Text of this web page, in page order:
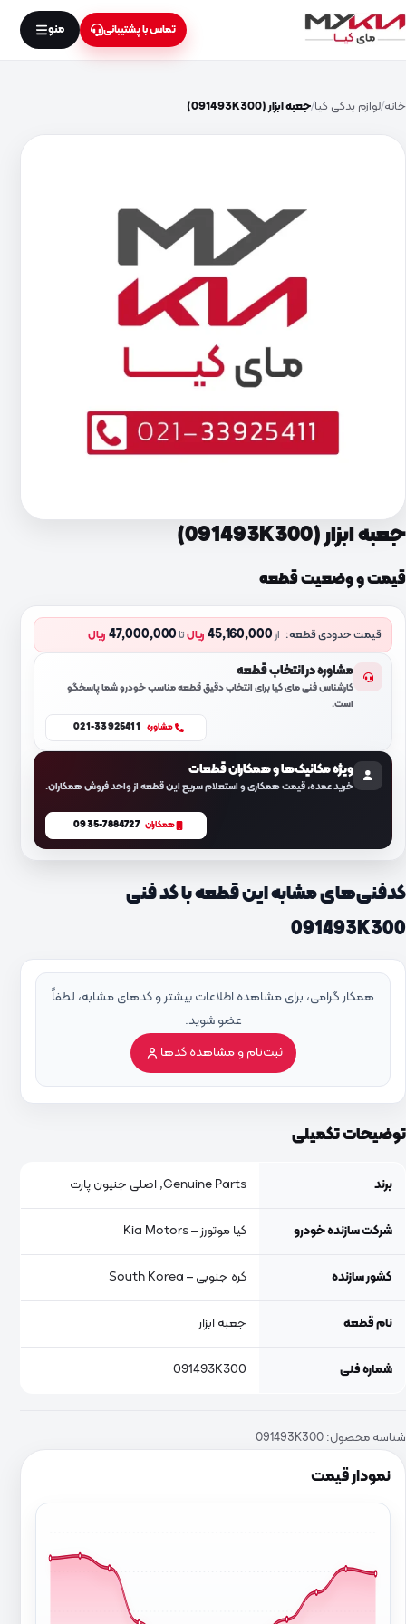
تماس با پشتیبانی منو
خانه لوازم یدکی کیا جعبه ابزار (091493K300)
نمودار قیمت
جعبه ابزار (091493K300)
قیمت و وضعیت قطعه
قیمت حدودی قطعه: از45,160,000 ریالتا47,000,000 ریال
مشاوره در انتخاب قطعه
کارشناس فنی مای کیا برای انتخاب دقیق قطعه مناسب خودرو شما پاسخگو
است.
مشاوره 021-33925411
ویژه مکانیک‌ها و همکاران قطعات
خرید عمده، قیمت همکاری و استعلام سریع این قطعه از واحد فروش همکاران.
همکاران 0935-7884727
کدفنی‌های مشابه این قطعه با کد فنی
091493K300
همکار گرامی، برای مشاهده اطلاعات بیشتر و کدهای مشابه، لطفاً
عضو شوید.
ثبت‌نام و مشاهده کدها
توضیحات تکمیلی
برند Genuine Parts, اصلی جنیون پارت
شرکت سازنده خودرو کیا موتورز – Kia Motors
کشور سازنده کره جنوبی – South Korea
نام قطعه جعبه ابزار
شماره فنی 091493K300
شناسه محصول: 091493K300